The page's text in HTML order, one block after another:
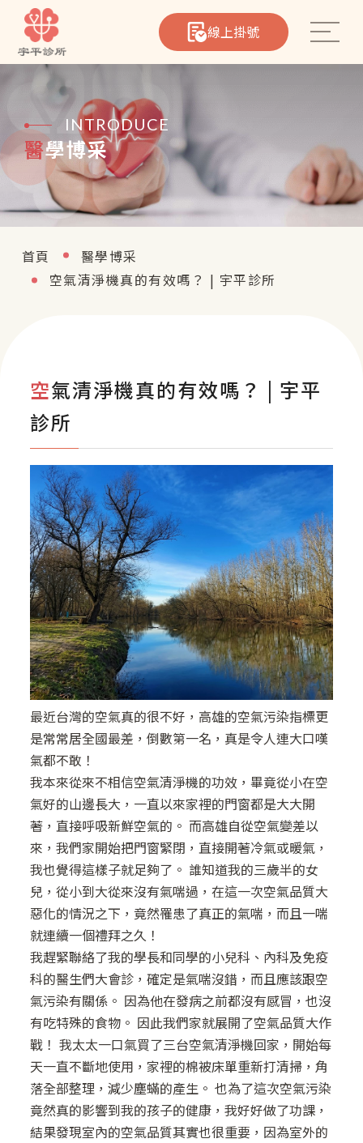
線上掛號
心臟筆記
院所介紹
熱門療程
影音專區
INTRODUCE
醫學博采
首頁
醫學博采
空氣清淨機真的有效嗎？ | 宇平診所
空氣清淨機真的有效嗎？ | 宇平
診所
最近台灣的空氣真的很不好，高雄的空氣污染指標更
是常常居全國最差，倒數第一名，真是令人連大口嘆
氣都不敢！
我本來從來不相信空氣清淨機的功效，畢竟從小在空
氣好的山邊長大，一直以來家裡的門窗都是大大開
著，直接呼吸新鮮空氣的。 而高雄自從空氣變差以
來，我們家開始把門窗緊閉，直接開著冷氣或暖氣，
我也覺得這樣子就足夠了。 誰知道我的三歲半的女
兒，從小到大從來沒有氣喘過，在這一次空氣品質大
惡化的情況之下，竟然罹患了真正的氣喘，而且一喘
就連續一個禮拜之久！
我趕緊聯絡了我的學長和同學的小兒科、內科及免疫
科的醫生們大會診，確定是氣喘沒錯，而且應該跟空
氣污染有關係。 因為他在發病之前都沒有感冒，也沒
有吃特殊的食物。 因此我們家就展開了空氣品質大作
戰！ 我太太一口氣買了三台空氣清淨機回家，開始每
天一直不斷地使用，家裡的棉被床單重新打清掃，角
落全部整理，減少塵蟎的產生。 也為了這次空氣污染
竟然真的影響到我的孩子的健康，我好好做了功課，
結果發現室內的空氣品質其實也很重要，因為室外的